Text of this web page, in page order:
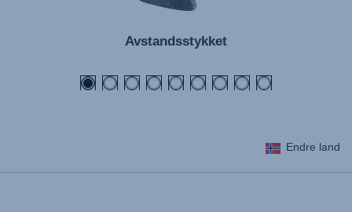
Avstandsstykket
Endre land